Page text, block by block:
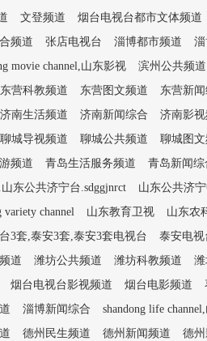
文登频道 烟台电视台都市文体频道
频道 张店电视台 淄博都市频道
movie channel,山东影视 滨州公共频道
东营科教频道 东营图文频道 东营新
济南生活频道 济南新闻综合 济南影
聊城导视频道 聊城公共频道 聊城图
频道 青岛生活服务频道 青岛新闻综
东公共济宁台.sdggjnrct 山东公共济
channel
山东教育卫视 山东农
3套,泰安3套,泰安3套电视台 泰安电视
道 潍坊公共频道 潍坊科教频道
烟台电视台影视频道 烟台电影频道
淄博新闻综合 shandong life
德州民生频道 德州新闻频道 德